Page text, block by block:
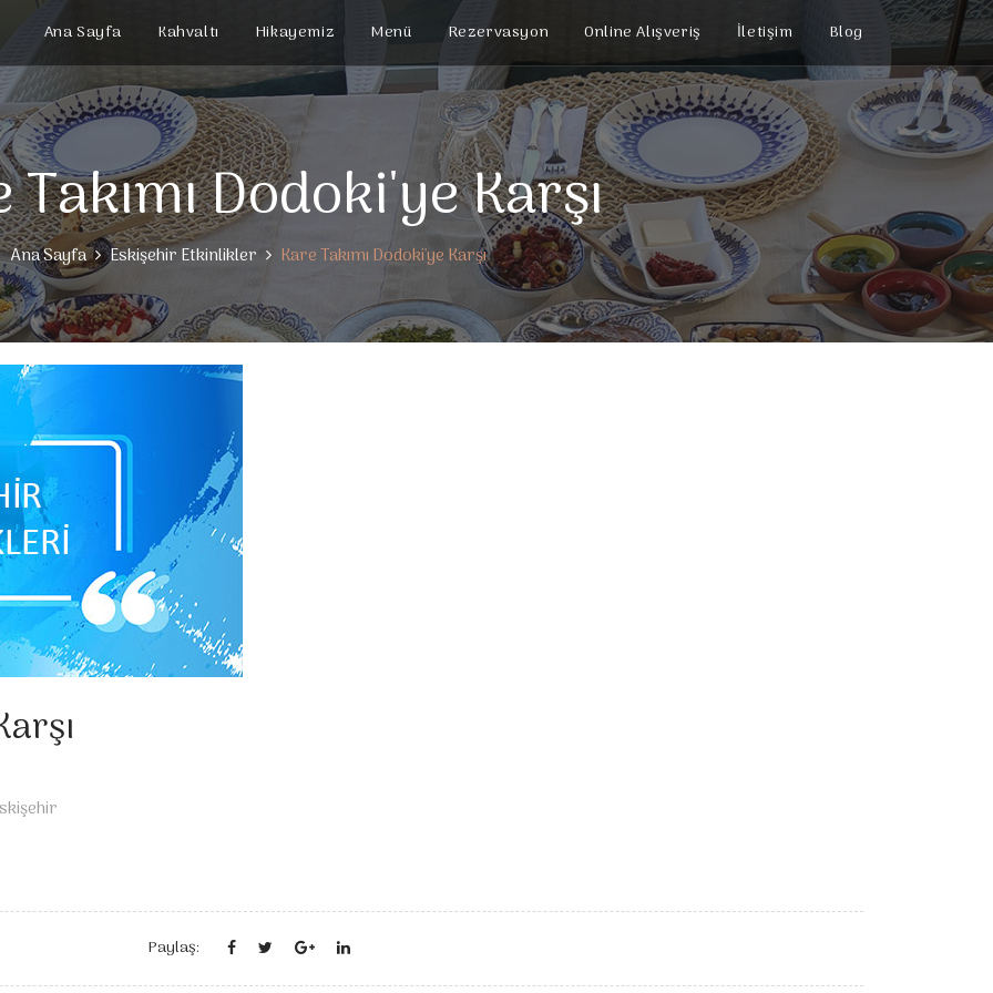
Ana Sayfa Kahvaltı Hikayemiz Menü Rezervasyon Online Alışveriş İletişim Blog
Dodoki'ye Karşı
Ana Sayfa Eskişehir Etkinlikler Kare Takımı Dodoki'ye Karşı
Paylaş: